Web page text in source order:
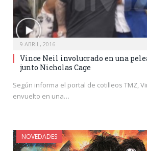
9 ABRIL, 2016
Vince Neil involucrado en una
junto Nicholas Cage
Según informa el portal de cotilleos TMZ,
envuelto en una…
NOVEDADES